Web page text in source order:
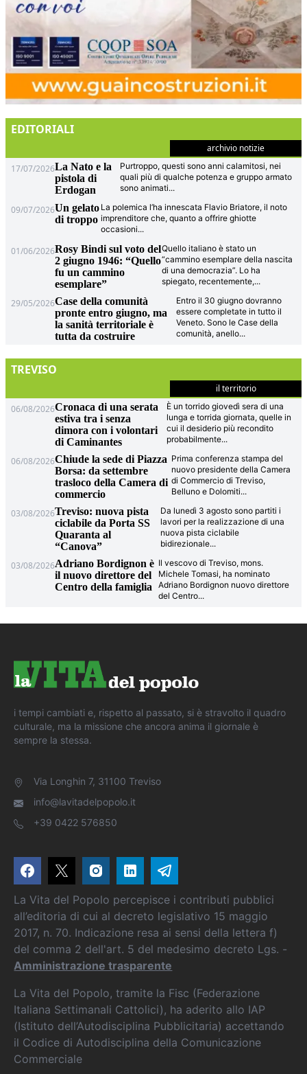
EDITORIALI
archivio notizie
17/07/2026La Nato e la
pistola di
Erdogan
Purtroppo, questi sono anni calamitosi, nei
quali più di qualche potenza e gruppo armato
sono animati...
09/07/2026Un gelato
di troppo
La polemica l’ha innescata Flavio Briatore, il noto
imprenditore che, quanto a offrire ghiotte
occasioni...
01/06/2026Rosy Bindi sul voto del
2 giugno 1946: “Quello
fu un cammino
esemplare”
Quello italiano è stato un
“cammino esemplare della nascita
di una democrazia”. Lo ha
spiegato, recentemente,...
29/05/2026Case della comunità
pronte entro giugno, ma
la sanità territoriale è
tutta da costruire
Entro il 30 giugno dovranno
essere completate in tutto il
Veneto. Sono le Case della
comunità, anello...
TREVISO
il territorio
06/08/2026Cronaca di una serata
estiva tra i senza
dimora con i volontari
di Caminantes
È un torrido giovedì sera di una
lunga e torrida giornata, quelle in
cui il desiderio più recondito
probabilmente...
06/08/2026Chiude la sede di Piazza
Borsa: da settembre
trasloco della Camera di
commercio
Prima conferenza stampa del
nuovo presidente della Camera
di Commercio di Treviso,
Belluno e Dolomiti...
03/08/2026Treviso: nuova pista
ciclabile da Porta SS
Quaranta al
“Canova”
Da lunedì 3 agosto sono partiti i
lavori per la realizzazione di una
nuova pista ciclabile
bidirezionale...
03/08/2026Adriano Bordignon è
il nuovo direttore del
Centro della famiglia
Il vescovo di Treviso, mons.
Michele Tomasi, ha nominato
Adriano Bordignon nuovo direttore
del Centro...
i tempi cambiati e, rispetto al passato, si è stravolto il quadro
culturale, ma la missione che ancora anima il giornale è
sempre la stessa.
Via Longhin 7, 31100 Treviso
info@lavitadelpopolo.it
+39 0422 576850
La Vita del Popolo percepisce i contributi pubblici
all’editoria di cui al decreto legislativo 15 maggio
2017, n. 70. Indicazione resa ai sensi della lettera f)
del comma 2 dell'art. 5 del medesimo decreto Lgs. -
Amministrazione trasparente
La Vita del Popolo, tramite la Fisc (Federazione
Italiana Settimanali Cattolici), ha aderito allo IAP
(Istituto dell’Autodisciplina Pubblicitaria) accettando
il Codice di Autodisciplina della Comunicazione
Commerciale